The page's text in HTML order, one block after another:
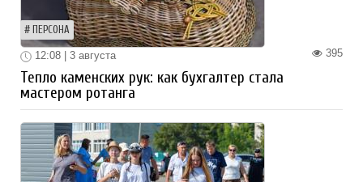
ПЕРСОНА
395
12:08 | 3 августа
Тепло каменских рук: как бухгалтер стала
мастером ротанга